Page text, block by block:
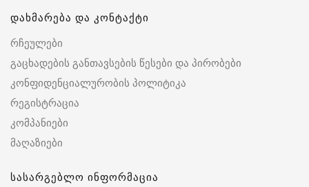
დახმარება და კონტაქტი
რჩეულები
გაცხადების განთავსების წესები და პირობები
კონფიდენციალურობის პოლიტიკა
რეგისტრაცია
კომპანიები
მაღაზიები
სასარგებლო ინფორმაცია